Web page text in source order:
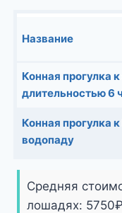
Название
Конная прогулка
длительностью 6
Конная прогулка
водопаду
Средняя
лошадях: 5750₽